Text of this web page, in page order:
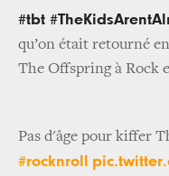
#tbt
qu’on était retourné
The Offspring à Rock
Pas d'âge pour kiffer
#rocknroll